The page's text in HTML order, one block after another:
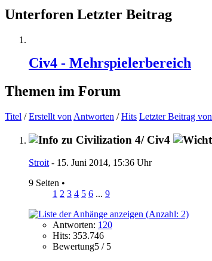
Unterforen Letzter Beitrag
Civ4 - Mehrspielerbereich
Themen im Forum
Titel /Erstellt von Antworten /Hits Letzter Beitrag von
Stroit - 15. Juni 2014, 15:36 Uhr
9 Seiten •
1 2 3 4 5 6 ... 9
Antworten: 120
Hits: 353.746
Bewertung5 / 5